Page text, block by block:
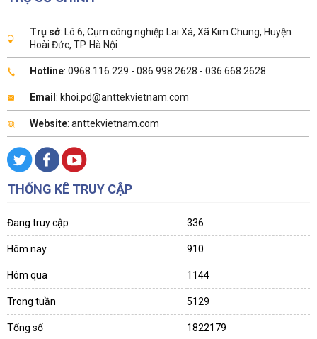
Trụ sở: Lô 6, Cụm công nghiệp Lai Xá, Xã Kim Chung, Huyện
Hoài Đức, TP. Hà Nội
Hotline: 0968.116.229 - 086.998.2628 - 036.668.2628
Email : khoi.pd@anttekvietnam.com
Website: anttekvietnam.com
THỐNG KÊ TRUY CẬP
Đang truy cập 336
Hôm nay 910
Hôm qua 1144
Trong tuần 5129
Tổng số 1822179